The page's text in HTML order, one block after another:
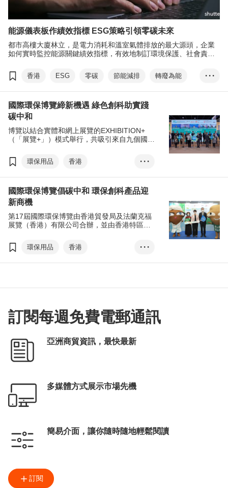
能源儀表板作績效指標 ESG策略引領零碳未來
都市高樓大廈林立，是電力消耗和溫室氣體排放的最大源頭，企業
如何實時監控能源關鍵績效指標，有效地制訂環境保護、社會責任
香港 ESG 零碳 節能減排
轉廢為能
可再生能源
碳中和
香港氣候行動藍圖2050
物聯網
傅至樂
• • •
國際環保博覽締新機遇 綠色創科助實踐
碳中和
博覽以結合實體和網上展覽的EXHIBITION+
（「展覽+」）模式舉行，共吸引來自九個國家
買家親臨參觀展覽及網上瀏覽產品。博覽的網
上展期至12月24日，至今大會合共安排了超過
環保用品
香港
國際環保博覽
展覽+
碳中和
節能減排
綠色運輸
綠色建築
商對易
• • •
國際環保博覽倡碳中和 環保創科產品迎
新商機
第17屆國際環保博覽由香港貿發局及法蘭克福
展覽（香港）有限公司合辦，並由香港特區政
（EXHIBITION+）線上線下融合模式舉行。除
了實體展外，環球展商、業界人士和買家亦可
環保用品
香港
國際環保博覽
展覽+
日本展團
張淑芬
• • •
訂閱每週免費電郵通訊
亞洲商貿資訊，最快最新
多媒體方式展示市場先機
簡易介面，讓你隨時隨地輕鬆閱讀
訂閱